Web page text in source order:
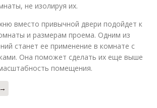
не изолируя их.
вместо привычной двери подойдет к
и размерам проема. Одним из
станет ее применение в комнате с
Она поможет сделать их еще выше
помещения.